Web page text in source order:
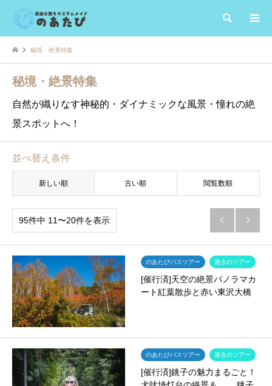
検索
秘境・絶景特集
秘境・絶景特集
自然が織りなす神秘的・ダイナミックな風景・憧れの絶
景スポットへ！
並べ替え条件
新しい順 古い順 閲覧数順
95件中 11〜20件を表示  
のあたびバスツアー 過去のツアー
[催行済]天空の絶景パノラマカ
ート紅葉散歩と赤い東沢大橋
のあたびバスツアー 過去のツアー
[催行済]銚子の魅力まるごと！